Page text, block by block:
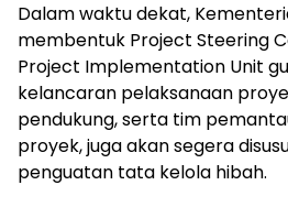
Dalam waktu dekat,
membentuk Project Steering
Project Implementation Unit
kelancaran pelaksanaan
pendukung, serta tim
proyek, juga akan segera
penguatan tata kelola hibah.